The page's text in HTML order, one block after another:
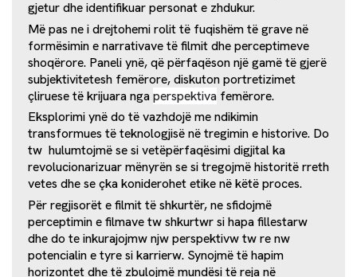
gjetur dhe identifikuar personat e zhdukur.
Më pas ne i drejtohemi rolit të fuqishëm të grave në
formësimin e narrativave të filmit dhe perceptimeve
shoqërore. Paneli ynë, që përfaqëson një gamë të gjerë
subjektivitetesh femërore, diskuton portretizimet
çliruese të krijuara ngaperspektiva femërore.
Eksplorimi ynë do të vazhdojë me ndikimin
transformues të teknologjisë në tregimin e historive. Do
tw hulumtojmë se si vetëpërfaqësimi digjital ka
revolucionarizuar mënyrën se si tregojmë historitë rreth
vetes dhe se çka koniderohet etike në këtë proces.
Për regjisorët e filmit të shkurtër, ne sfidojmë
perceptimin e filmave tw shkurtwr si hapa fillestarw
dhe do te inkurajojmw njw perspektivw tw re nw
potencialin e tyre si karrierw. Synojmë të hapim
horizontet dhe të zbulojmë mundësi të reja në